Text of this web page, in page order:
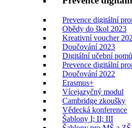
Prevence digitální
Obědy do škol 2023
Kreativní voucher
Doučování 2023
Digitální učební
Prevence digitální
Doučování 2022
Erasmus+
Vícejazyčný modul
Cambridge zkoušky
Vědecká konference
Šablony I; II; III